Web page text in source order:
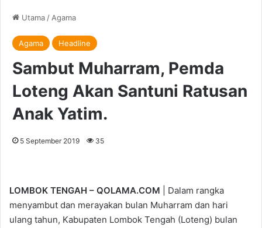
Utama/Agama
Agama Headline
Sambut Muharram, Pemda
Loteng Akan Santuni Ratusan
Anak Yatim.
5 September 2019 35
LOMBOK TENGAH – QOLAMA.COM | Dalam rangka
menyambut dan merayakan bulan Muharram dan hari
ulang tahun, Kabupaten Lombok Tengah (Loteng) bulan